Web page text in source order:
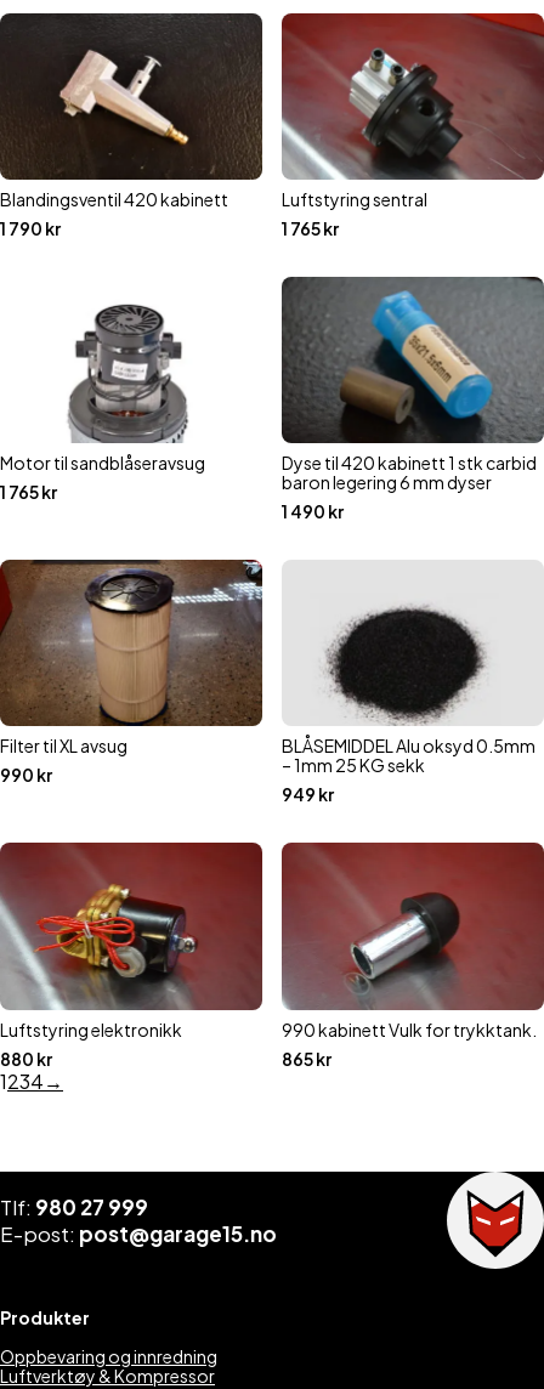
Blandingsventil 420 kabinett
1 790 kr
Luftstyring sentral
1 765kr
Motor til sandblåseravsug
1 765kr
Dyse til 420 kabinett 1 stk carbid
baron legering 6 mm dyser
1 490 kr
Filter til XL avsug
990 kr
BLÅSEMIDDEL Alu oksyd 0.5mm
– 1mm 25 KG sekk
949 kr
Luftstyring elektronikk
880 kr
990 kabinett Vulk for trykktank.
865kr
1234→
Tlf: 980 27 999
E-post: post@garage15.no
Produkter
Oppbevaring og innredning
Luftverktøy & Kompressor